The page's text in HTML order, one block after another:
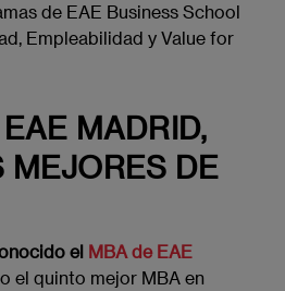
de EAE Business School
Empleabilidad y Value for
MADRID,
MEJORES DE
el MBA de EAE
el quinto mejor MBA en